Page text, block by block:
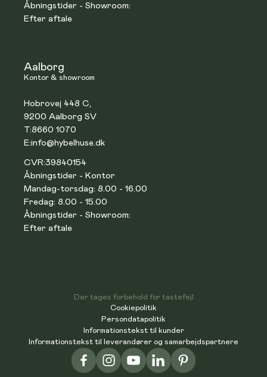
Åbningstider - Showroom:
Efter aftale
Aalborg
Kontor & showroom
Hobrovej 448 C,
9200 Aalborg SV
T:8660 1070
E:info@hybelhuse.dk
CVR:39840154
Åbningstider - Kontor
Mandag-torsdag: 8.00 - 16.00
Fredag: 8.00 - 15.00
Åbningstider - Showroom:
Efter aftale
Cookiepolitik
Persondatapolitik
Informationstekst til kunder
Informationstekst til leverandører og samarbejdspartnere
Der tages forbehold for tastefejl